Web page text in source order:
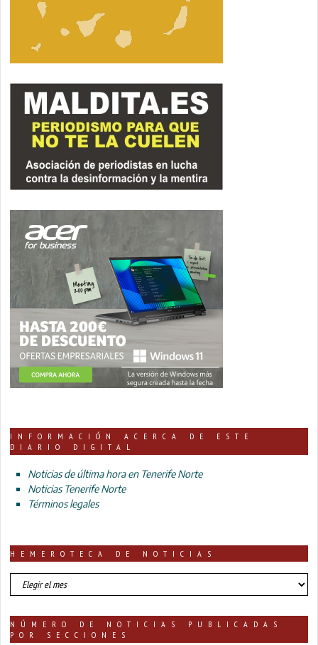
INFORMACIÓN ACERCA DE ESTE
DIARIO DIGITAL
Noticias de última hora en Tenerife Norte
Noticias Tenerife Norte
Términos legales
HEMEROTECA DE NOTICIAS
HEMEROTECA
DE
NÚMERO DE NOTICIAS PUBLICADAS
POR SECCIONES